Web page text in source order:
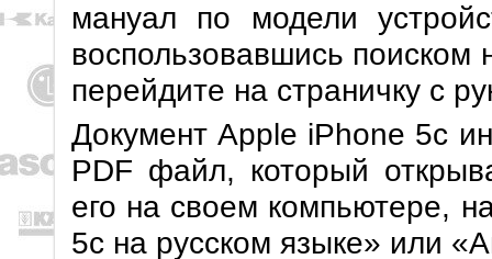
мануал по модели
воспользовавшись поиском
перейдите на страничку с
Документ Apple iPhone 5c
PDF файл, который
его на своем компьютере,
5с на русском языке» или